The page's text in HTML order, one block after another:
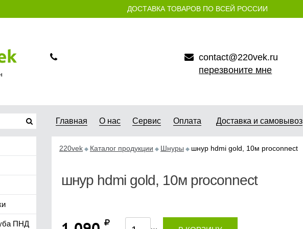
ДОСТАВКА ТОВАРОВ ПО ВСЕЙ РОССИИ
contact@220vek.ru
перезвоните мне
ПНД
Главная О нас Сервис Оплата Доставка и самовывоз
220vek Каталог продукции Шнуры шнур hdmi gold, 10м proconnect
шнур hdmi gold, 10м proconnect